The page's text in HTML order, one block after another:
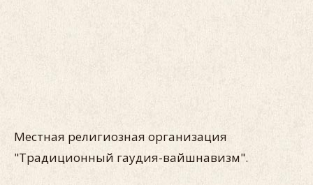
Местная религиозная организация
"Традиционный гаудия-вайшнавизм".